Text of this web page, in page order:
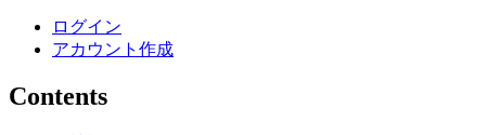
ログイン
アカウント作成
Contents